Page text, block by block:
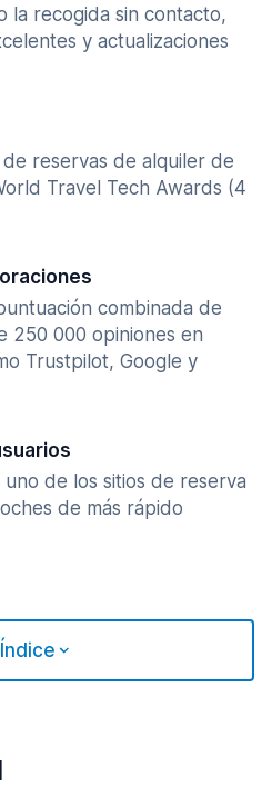
la recogida sin contacto,
y actualizaciones
reservas de alquiler de
Travel Tech Awards (4
combinada de
250 000 opiniones en
Trustpilot, Google y
uno de los sitios de reserva
de más rápido
Índice